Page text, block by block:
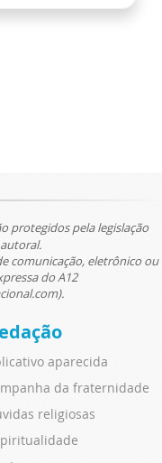
protegidos pela legislação
comunicação, eletrônico ou
do A12
aparecida
da fraternidade
religiosas